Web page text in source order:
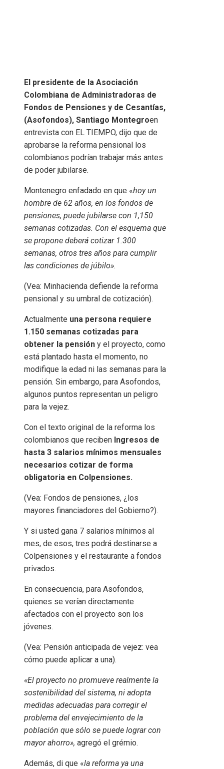
El presidente de la Asociación
Colombiana de Administradoras de
Fondos de Pensiones y de Cesantías,
(Asofondos), Santiago Montegroen
entrevista con EL TIEMPO, dijo que de
aprobarse la reforma pensional los
colombianos podrían trabajar más antes
de poder jubilarse.
Montenegro enfadado en que «hoy un
hombre de 62 años, en los fondos de
pensiones, puede jubilarse con 1,150
semanas cotizadas. Con el esquema que
se propone deberá cotizar 1.300
semanas, otros tres años para cumplir
las condiciones de júbilo».
(Vea: Minhacienda defiende la reforma
pensional y su umbral de cotización).
Actualmente una persona requiere
1.150 semanas cotizadas para
obtener la pensión y el proyecto, como
está plantado hasta el momento, no
modifique la edad ni las semanas para la
pensión. Sin embargo, para Asofondos,
algunos puntos representan un peligro
para la vejez.
Con el texto original de la reforma los
colombianos que reciben ngresos de
hasta 3 salarios mínimos mensuales
necesarios cotizar de forma
obligatoria en Colpensiones.
(Vea: Fondos de pensiones, ¿los
mayores financiadores del Gobierno?).
Y si usted gana 7 salarios mínimos al
mes, de esos, tres podrá destinarse a
Colpensiones y el restaurante a fondos
privados.
En consecuencia, para Asofondos,
quienes se verían directamente
afectados con el proyecto son los
jóvenes.
(Vea: Pensión anticipada de vejez: vea
cómo puede aplicar a una).
«El proyecto no promueve realmente la
sostenibilidad del sistema, ni adopta
medidas adecuadas para corregir el
problema del envejecimiento de la
población que sólo se puede lograr con
mayor ahorro», agregó el grémio.
Además, di que «la reforma ya una